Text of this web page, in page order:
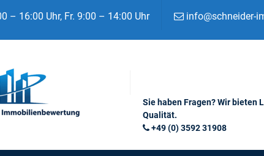
– 16:00 Uhr, Fr. 9:00 – 14:00 Uhr info@schneider-
Sie haben Fragen? Wir bieten
Qualität.
+49 (0) 3592 31908